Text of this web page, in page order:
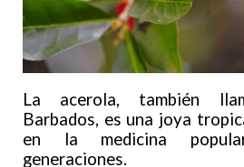
La acerola, también
Barbados, es una joya
en la medicina
generaciones.